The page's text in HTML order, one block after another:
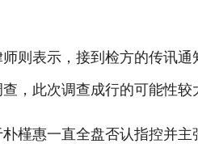
则表示，接到检方的传讯
，此次调查成行的可能性较
槿惠一直全盘否认指控并